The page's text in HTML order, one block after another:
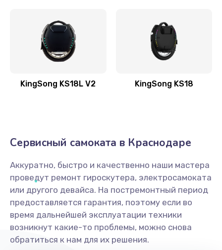
KingSong KS18L V2 KingSong KS18
Сервисный самоката в Краснодаре
Аккуратно, быстро и качественно наши мастера
проведут ремонт гироскутера, электросамоката
или другого девайса. На постремонтный период
предоставляется гарантия, поэтому если во
время дальнейшей эксплуатации техники
возникнут какие-то проблемы, можно снова
обратиться к нам для их решения.